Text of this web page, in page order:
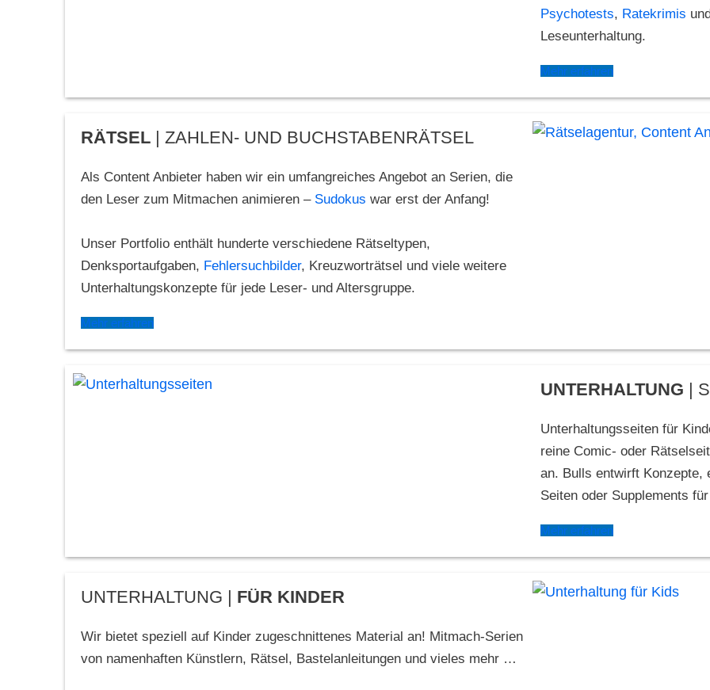
Psychotests, Ratekrimis
Leseunterhaltung.
Mehr erfahren
RÄTSEL | ZAHLEN- UND BUCHSTABENRÄTSEL
Als Content Anbieter haben wir ein umfangreiches Angebot an Serien, die
den Leser zum Mitmachen animieren – Sudokus war erst der Anfang!
Unser Portfolio enthält hunderte verschiedene Rätseltypen,
Denksportaufgaben, Fehlersuchbilder, Kreuzworträtsel und viele weitere
Unterhaltungskonzepte für jede Leser- und Altersgruppe.
Mehr erfahren
UNTERHALTUNG |
Unterhaltungsseiten für
reine Comic- oder
an. Bulls entwirft Konzepte,
Seiten oder Supplements
Mehr erfahren
UNTERHALTUNG | FÜR KINDER
Wir bietet speziell auf Kinder zugeschnittenes Material an! Mitmach-Serien
von namenhaften Künstlern, Rätsel, Bastelanleitungen und vieles mehr …